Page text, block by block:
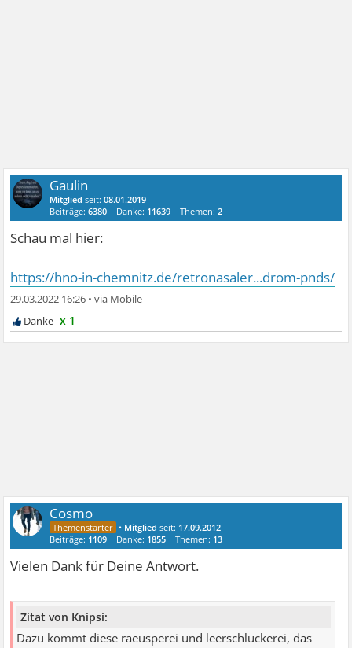
Gaulin
Mitglied seit:08.01.2019
Beiträge:6380 Danke: 11639 Themen:2
Schau mal hier:
https://hno-in-chemnitz.de/retronasaler...drom-pnds/
29.03.2022 16:26 •
x 1
Cosmo
• Mitglied seit: 17.09.2012
Beiträge: 1109 Danke: 1855 Themen: 13
Vielen Dank für Deine Antwort.
Zitat von Knipsi:
Dazu kommt diese raeusperei und leerschluckerei, das